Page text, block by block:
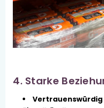
4. Starke
Vertrauenswürdig